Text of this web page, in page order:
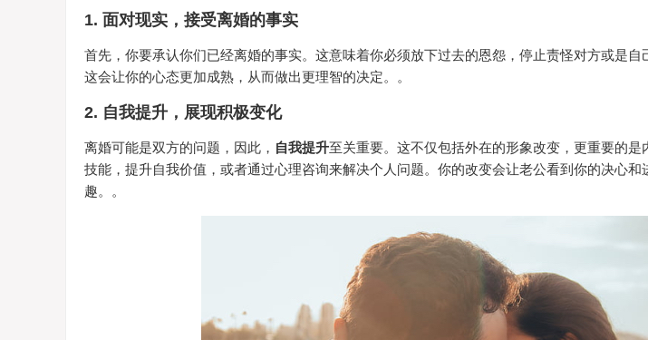
1. 面对现实，接受离婚的事实
首先，你要承认你们已经离婚的事实。这意味着你必须放下过去的恩怨，停止责怪对方或是自
这会让你的心态更加成熟，从而做出更理智的决定。。
2. 自我提升，展现积极变化
离婚可能是双方的问题，因此， 自我提升至关重要。这不仅包括外在的形象改变，更重要的
技能，提升自我价值，或者通过心理咨询来解决个人问题。你的改变会让老公看到你的决心
趣。。